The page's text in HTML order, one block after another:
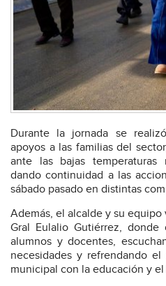
Durante la jornada se
apoyos a las familias del
ante las bajas temperaturas
dando continuidad a las
sábado pasado en distintas
Además, el alcalde y su
Gral Eulalio Gutiérrez, donde
alumnos y docentes,
necesidades y refrendando
municipal con la educación y